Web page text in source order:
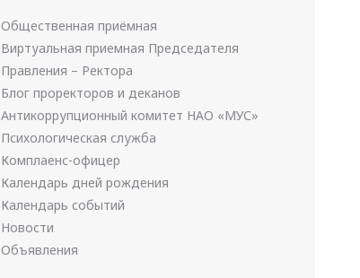
Общественная приёмная
Виртуальная приемная Председателя
Правления – Ректора
Блог проректоров и деканов
Антикоррупционный комитет НАО «МУС»
Психологическая служба
Комплаенс-офицер
Календарь дней рождения
Календарь событий
Новости
Объявления